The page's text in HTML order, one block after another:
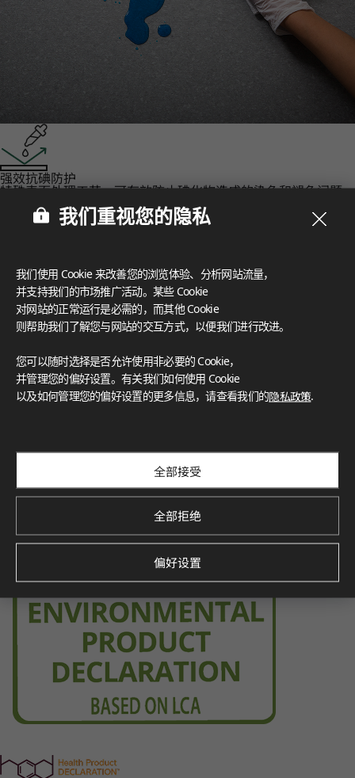
强效抗碘防护‌
特殊表面处理工艺，可有效防止碘化物造成的染色和褪色问题。
认证
FloorScore®
Certification for indoor air quality, ensuring low emissions o
f volatile organic compounds (VOCs), contributing to a healt
hier indoor environment.
Environmental Product Declaration
Verified by SCS Global Services, this certification demonstra
我们重视您的隐私
我们使用 Cookie 来改善您的浏览体验、分析网站流量，
并支持我们的市场推广活动。某些 Cookie
对网站的正常运行是必需的，而其他 Cookie
则帮助我们了解您与网站的交互方式，以便我们进行改进。
您可以随时选择是否允许使用非必要的 Cookie，
并管理您的偏好设置。有关我们如何使用 Cookie
以及如何管理您的偏好设置的更多信息，请查看我们的隐私政策.
全部接受
全部拒绝
偏好设置